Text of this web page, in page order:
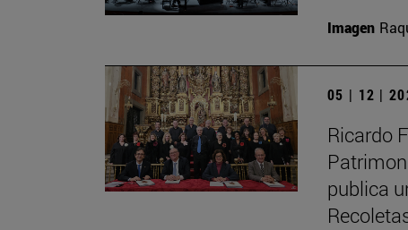
Imagen
05 | 12 |
Ricardo
publica